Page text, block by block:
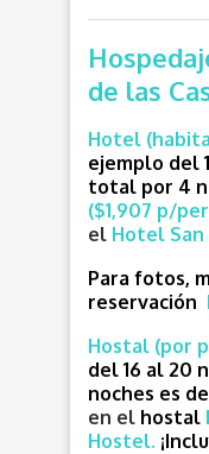
de las
Hotel
ejemplo del
total por 4
($1,907 p/
el Hotel San
Para fotos,
reservación
Hostal (por
del 16 al 20
noches es de
en el hostal
Hostel.